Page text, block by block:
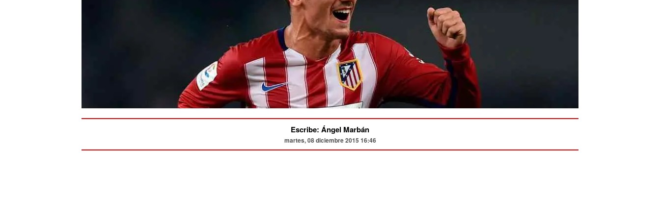
Escribe: Ángel Marbán
martes, 08 diciembre 2015 16:46